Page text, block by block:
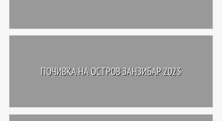
ПОЧИВКА НА ОСТРОВ ЗАНЗИБАР 2023